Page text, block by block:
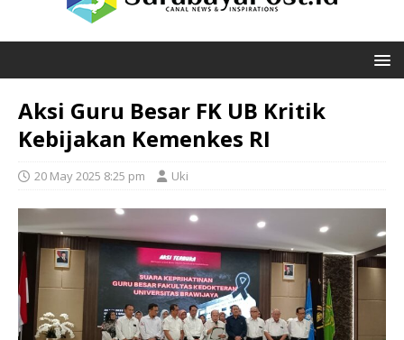
Aksi Guru Besar FK UB Kritik
Kebijakan Kemenkes RI
20 May 2025 8:25 pm Uki